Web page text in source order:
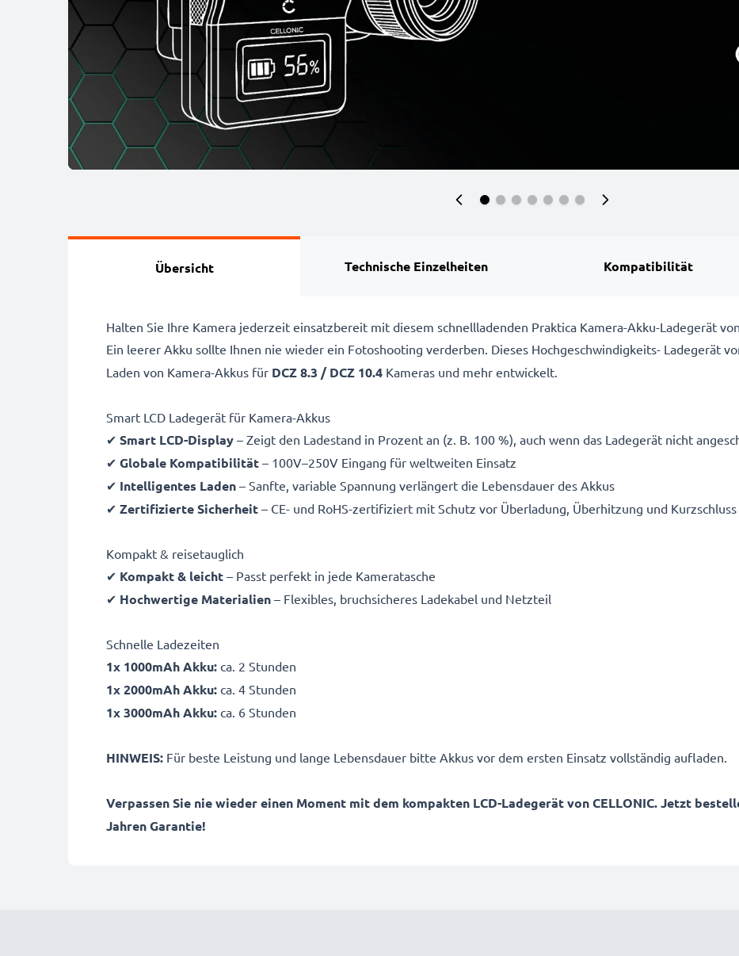
Übersicht Technische Einzelheiten Kompatibilität
Halten Sie Ihre Kamera jederzeit einsatzbereit mit diesem schnellladenden Praktica Kamera-Akku-Ladegerät von
Ein leerer Akku sollte Ihnen nie wieder ein Fotoshooting verderben. Dieses Hochgeschwindigkeits- Ladegerät
Laden von Kamera-Akkus für DCZ 8.3 / DCZ 10.4 Kameras und mehr entwickelt.
Smart LCD Ladegerät für Kamera-Akkus
✔ Smart LCD-Display – Zeigt den Ladestand in Prozent an (z. B. 100 %), auch wenn das Ladegerät nicht
✔ Globale Kompatibilität – 100V–250V Eingang für weltweiten Einsatz
✔ Intelligentes Laden – Sanfte, variable Spannung verlängert die Lebensdauer des Akkus
✔ Zertifizierte Sicherheit – CE- und RoHS-zertifiziert mit Schutz vor Überladung, Überhitzung und Kurzschluss
Kompakt & reisetauglich
✔ Kompakt & leicht – Passt perfekt in jede Kameratasche
✔ Hochwertige Materialien – Flexibles, bruchsicheres Ladekabel und Netzteil
Schnelle Ladezeiten
1x 1000mAh Akku: ca. 2 Stunden
1x 2000mAh Akku: ca. 4 Stunden
1x 3000mAh Akku: ca. 6 Stunden
HINWEIS: Für beste Leistung und lange Lebensdauer bitte Akkus vor dem ersten Einsatz vollständig aufladen.
Verpassen Sie nie wieder einen Moment mit dem kompakten LCD-Ladegerät von CELLONIC. Jetzt
Jahren Garantie!